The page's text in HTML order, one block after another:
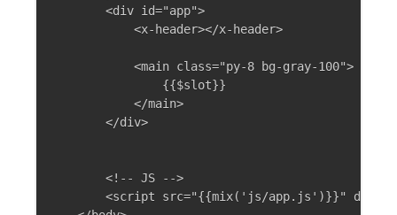
        <div id="app">
            <x-header></x-header>
            <main class="py-8 bg-gray-100">
                {{$slot}}
            </main>
        </div>
        <!-- JS -->
<script src="{{mix('js/app.js')}}"